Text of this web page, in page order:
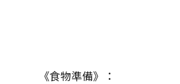
《食物準備》：